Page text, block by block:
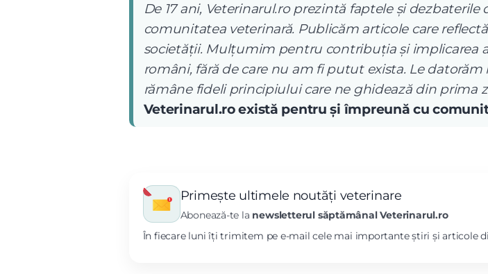
De 17 ani, Veterinarul.ro prezintă faptele și
comunitatea veterinară. Publicăm articole care
societății. Mulțumim pentru contribuția și implicarea
români, fără de care nu am fi putut exista. Le
rămâne fideli principiului care ne ghidează din prima
Veterinarul.ro există pentru și împreună cu
Primește ultimele noutăți veterinare
Abonează-te la newsletterul săptămânal Veterinarul.ro
În fiecare luni îți trimitem pe e-mail cele mai importante știri și articole